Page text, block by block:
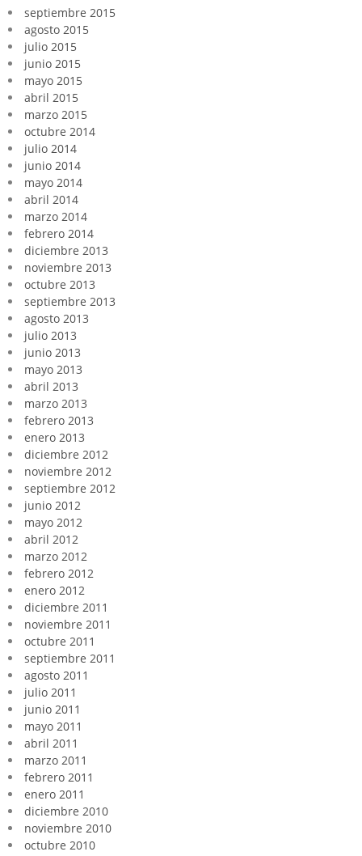
septiembre 2015
agosto 2015
julio 2015
junio 2015
mayo 2015
abril 2015
marzo 2015
octubre 2014
julio 2014
junio 2014
mayo 2014
abril 2014
marzo 2014
febrero 2014
diciembre 2013
noviembre 2013
octubre 2013
septiembre 2013
agosto 2013
julio 2013
junio 2013
mayo 2013
abril 2013
marzo 2013
febrero 2013
enero 2013
diciembre 2012
noviembre 2012
septiembre 2012
junio 2012
mayo 2012
abril 2012
marzo 2012
febrero 2012
enero 2012
diciembre 2011
noviembre 2011
octubre 2011
septiembre 2011
agosto 2011
julio 2011
junio 2011
mayo 2011
abril 2011
marzo 2011
febrero 2011
enero 2011
diciembre 2010
noviembre 2010
octubre 2010